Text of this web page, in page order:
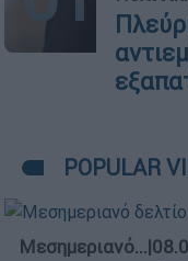
POPULAR
Μεσημεριανό...|